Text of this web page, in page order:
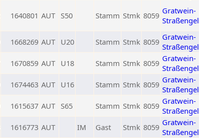
1640801 AUT S50 Stamm Stmk 8059 Gratwein-
Straßengel
1668269 AUT U20 Stamm Stmk 8059 Gratwein-
Straßengel
1670859 AUT U18 Stamm Stmk 8059 Gratwein-
Straßengel
1674463 AUT U16 Stamm Stmk 8059 Gratwein-
Straßengel
1615637 AUT S65 Stamm Stmk 8059 Gratwein-
Straßengel
1616773 AUT IM Gast Stmk 8059 Gratwein-
Straßengel